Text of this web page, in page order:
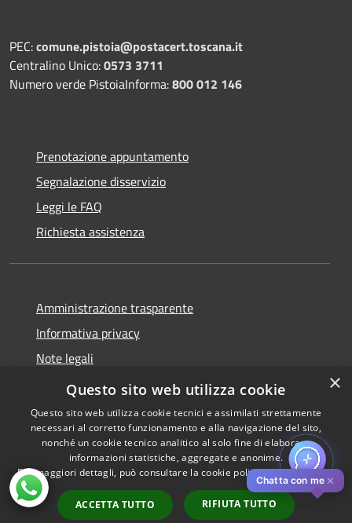
PEC:comune.pistoia@postacert.toscana.it
Centralino Unico:0573 3711
Numero verde PistoiaInforma:800 012 146
Prenotazione appuntamento
Segnalazione disservizio
Leggi le FAQ
Richiesta assistenza
Amministrazione trasparente
Informativa privacy
Note legali
Dichiarazione di accessibilità
Accessibilità
Privacy
Copyright © 2026 • Comune di
Pistoia • Powered by
Municipium•
Accesso
Chatta con me ✕
×
Questo sito web utilizza cookie
Questo sito web utilizza cookie tecnici e assimilati strettamente
necessari al corretto funzionamento e alla navigazione del sito,
nonché un cookie tecnico analitico al solo fine di elaborare
informazioni statistiche, aggregate e anonime.
Per maggiori dettagli, può consultare la cookie policy al seguentelink
ACCETTA TUTTO RIFIUTA TUTTO